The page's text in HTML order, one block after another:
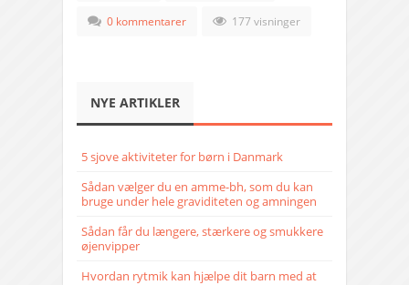
0 kommentarer 177 visninger
NYE ARTIKLER
5 sjove aktiviteter for børn i Danmark
Sådan vælger du en amme-bh, som du kan
bruge under hele graviditeten og amningen
Sådan får du længere, stærkere og smukkere
øjenvipper
Hvordan rytmik kan hjælpe dit barn med at